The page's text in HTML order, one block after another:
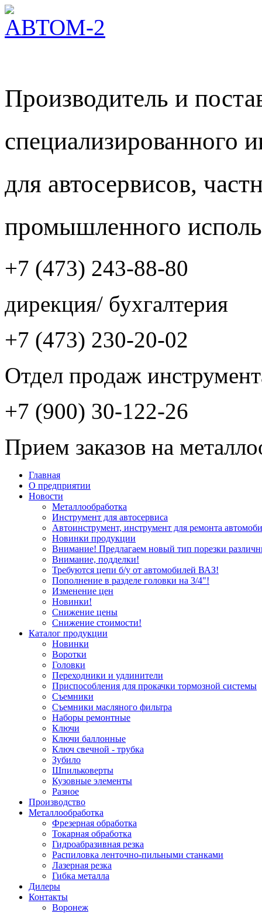
Производитель и
специализированного
для автосервисов,
промышленного
+7 (473) 243-88-80
дирекция/ бухгалтерия
+7 (473) 230-20-02
Отдел продаж
+7 (900) 30-122-26
Прием заказов на
Главная
О предприятии
Новости
Металлообработка
Инструмент для автосервиса
Автоинструмент, инструмент для ремонта
Новинки продукции
Внимание! Предлагаем новый тип порезки
Внимание, подделки!
Требуются цепи б/у от автомобилей ВАЗ!
Пополнение в разделе головки на 3/4"!
Изменение цен
Новинки!
Снижение цены
Снижение стоимости!
Каталог продукции
Новинки
Воротки
Головки
Переходники и удлинители
Приспособления для прокачки тормозной системы
Съемники
Съемники масляного фильтра
Наборы ремонтные
Ключи
Ключи баллонные
Ключ свечной - трубка
Зубило
Шпильковерты
Кузовные элементы
Разное
Производство
Металлообработка
Фрезерная обработка
Токарная обработка
Гидроабразивная резка
Распиловка ленточно-пильными станками
Лазерная резка
Гибка металла
Дилеры
Контакты
Воронеж